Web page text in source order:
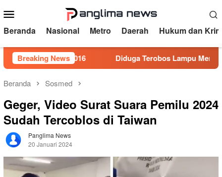
ke
kontenMobile
Beranda Nasional Metro Daerah Hukum dan
Breaking News
Tahun 2016 Diduga Terobos Lampu Merah, Perwira
Beranda Sosmed
Geger, Video Surat Suara Pemilu 2024
Sudah Tercoblos di Taiwan
Panglima News
20 Januari 2024